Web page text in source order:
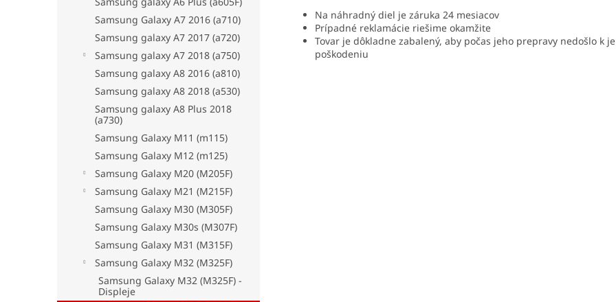
Samsung Galaxy A7 2016 (a710)
Samsung galaxy A7 2017 (a720)
Samsung galaxy A7 2018 (a750)
Samsung galaxy A8 2016 (a810)
Samsung galaxy A8 2018 (a530)
Samsung galaxy A8 Plus 2018
(a730)
Samsung Galaxy M11 (m115)
Samsung Galaxy M12 (m125)
Samsung Galaxy M20 (M205F)
Samsung Galaxy M21 (M215F)
Samsung Galaxy M30 (M305F)
Samsung Galaxy M30s (M307F)
Samsung Galaxy M31 (M315F)
Samsung Galaxy M32 (M325F)
Samsung Galaxy M32 (M325F) -
Displeje
Na náhradný diel je záruka 24 mesiacov
Prípadné reklamácie riešime okamžite
Tovar je dôkladne zabalený, aby počas jeho prepravy nedošlo k
poškodeniu